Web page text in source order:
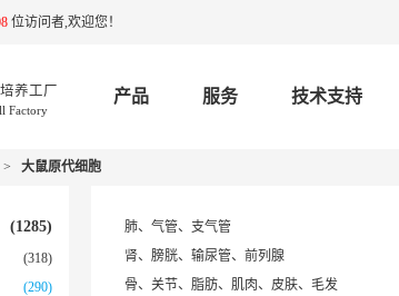
位访问者,欢迎您！
养工厂
Factory
产品 服务 技术支持
> 大鼠原代细胞
(1285)
(318)
(290)
肺、气管、支气管
肾、膀胱、输尿管、前列腺
骨、关节、脂肪、肌肉、皮肤、毛发